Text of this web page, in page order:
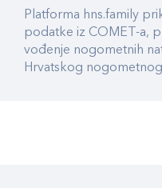
Platforma hns.family
podatke iz COMET-a,
vođenje nogometnih
Hrvatskog nogometnog